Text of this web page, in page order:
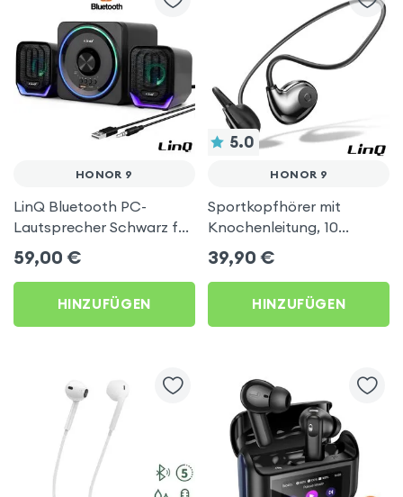
HONOR 9
LinQ Bluetooth PC-
Lautsprecher Schwarz für
Honor 9
59,00 €
HINZUFÜGEN
5.0
HONOR 9
Sportkopfhörer mit
Knochenleitung, 10
Stunden Akkulaufzeit,
LinQ für Honor 9
39,90 €
HINZUFÜGEN